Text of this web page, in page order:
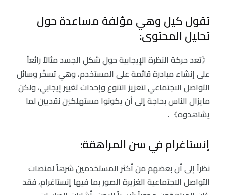
تقول كيل وهي مؤلفة مساعدة حول
تحليل المحتوى:
《تعد حركة النظرة الإيجابية حول شكل الجسد مثالاً رائعاً
على إنشاء مبادرة قائمة على المستخدم، وهي تسخّر وسائل
التواصل الاجتماعي لتعزيز التنوع وإحداث تغيير إيجابي، ولكن
مايزال الناس بحاجة إلى أن يكونوا مستهلكين نقديين لما
يشاهدوه》.
إنستاغرام في سن المراهقة:
نظراً إلى أن بعضهم من أكثر المستخدمين شرهاً لمنصات
التواصل الاجتماعية الغزيرة الصور بما فيها إنستاغرام، فقد